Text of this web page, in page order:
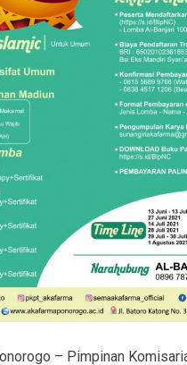
– Pimpinan